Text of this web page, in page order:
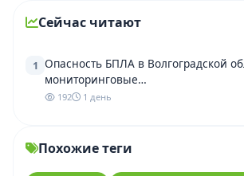
Сейчас читают
1 Опасность БПЛА в Волгоградской
мониторинговые…
192 1 день
Похожие теги